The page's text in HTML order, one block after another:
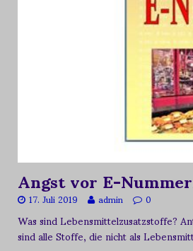
Angst vor E-
17. Juli 2019 admin 0
Was sind Lebensmittelzusatzstoffe?
sind alle Stoffe, die nicht als